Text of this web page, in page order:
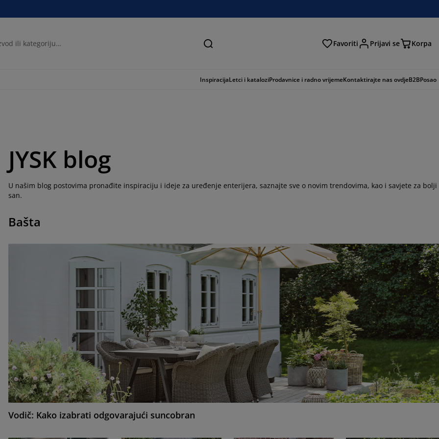
Traži Favoriti Prijavi se Korpa
InspiracijaLetci i kataloziProdavnice i radno vrijemeKontaktirajte nas ovdjeB2BPosao
JYSK blog
U našim blog postovima pronađite inspiraciju i ideje za uređenje enterijera, saznajte sve o novim trendovima, kao i savjete za bolji
san.
Bašta
Vodič: Kako izabrati odgovarajući suncobran